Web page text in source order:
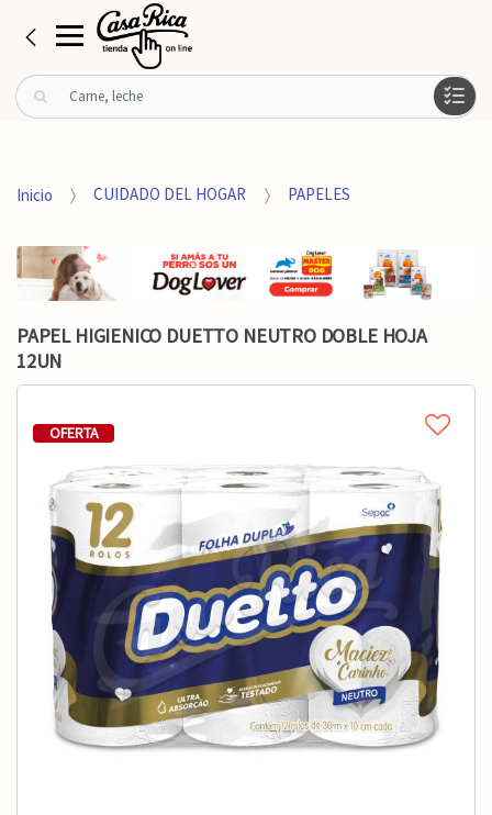
B
u
r
o
r
Inicio CUIDADO DEL HOGAR PAPELES
PAPEL HIGIENICO DUETTO NEUTRO DOBLE HOJA
12UN
OFERTA